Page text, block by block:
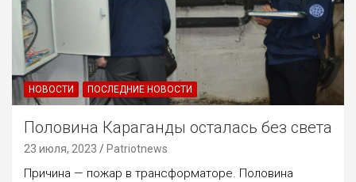
НОВОСТИ ПОСЛЕДНИЕ НОВОСТИ
Половина Караганды осталась без света
23 июля, 2023 Patriotnews
Причина — пожар в трансформаторе. Половина